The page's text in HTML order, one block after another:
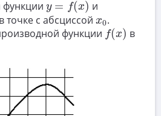
выражений
содержания
y = f(x) и
точке с абсциссой x0
x0.
функции f(x)
f(x)
в